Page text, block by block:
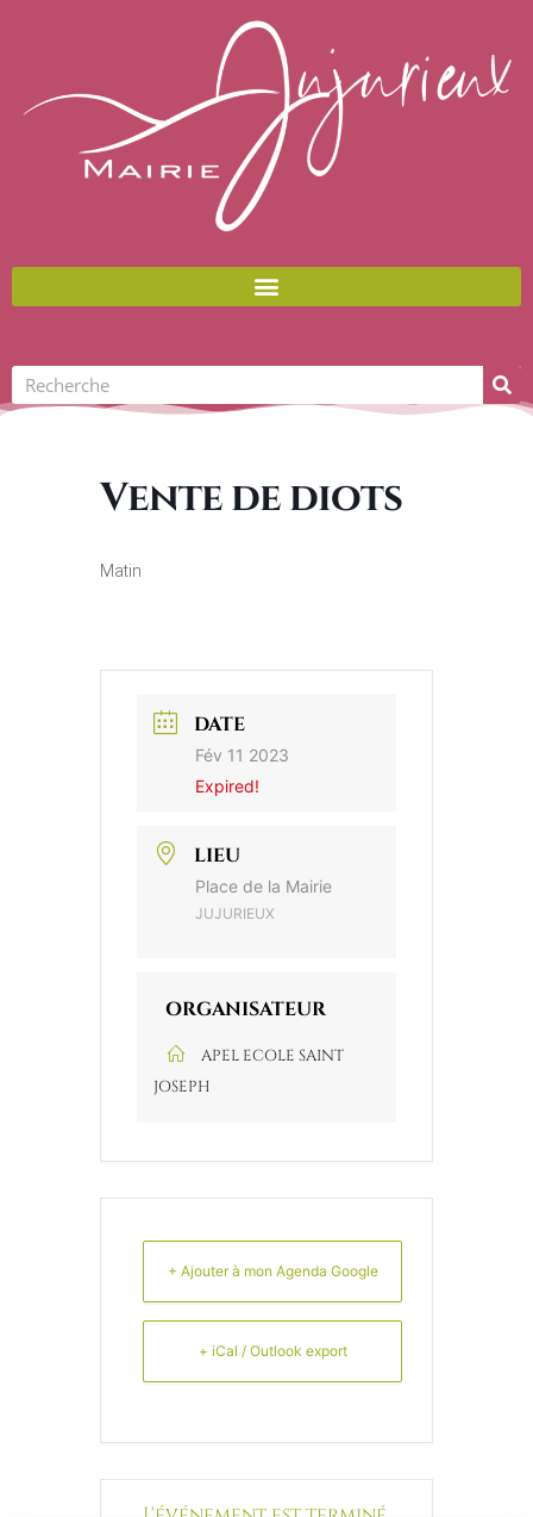
Rechercher
Vente de diots
Matin
DATE
Fév 11 2023
Expired!
LIEU
Place de la Mairie
JUJURIEUX
ORGANISATEUR
APEL ECOLE SAINT
JOSEPH
+ Ajouter à mon Agenda Google
+ iCal / Outlook export